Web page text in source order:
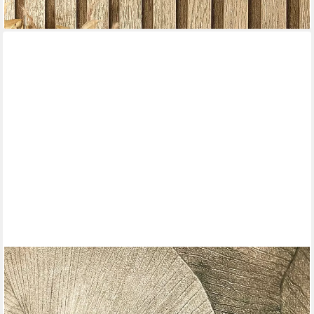
+10
NEWROOM
Vliestapete Palma Gold Tapete Mustertapete
Dschungel,Palmen,Blätter, Gold Tapete Modern Dschungel -
Mustertapete Dschungeltapete Beige Braun Tropisch Floral